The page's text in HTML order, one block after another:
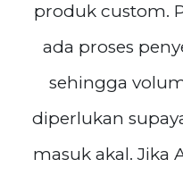
produk custom.
ada proses
sehingga
diperlukan
masuk akal. Jika